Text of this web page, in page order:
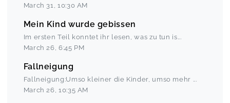
March 31
,10:30 AM
Mein Kind wurde gebissen
Im ersten Teil konntet ihr lesen, was zu tun is...
March 26 ,6:45 PM
Fallneigung
Fallneigung:Umso kleiner die Kinder, umso mehr ...
March 26 ,10:35 AM